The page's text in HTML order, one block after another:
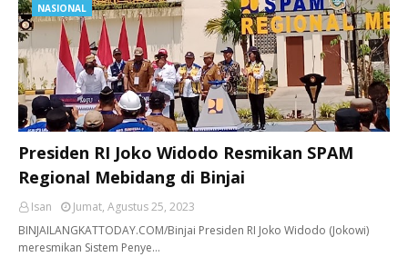
NASIONAL
Presiden RI Joko Widodo Resmikan SPAM
Regional Mebidang di Binjai
Isan
Jumat, Agustus 25, 2023
BINJAILANGKATTODAY.COM/Binjai Presiden RI Joko Widodo (Jokowi)
meresmikan Sistem Penye…